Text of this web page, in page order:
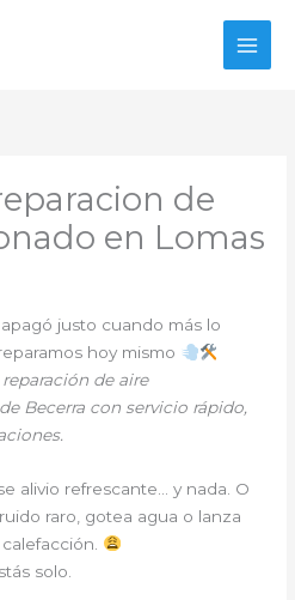
de
en Lomas
justo cuando más lo
hoy mismo
de aire
Becerra con servicio rápido,
alivio refrescante… y nada. O
raro, gotea agua o lanza
solo.